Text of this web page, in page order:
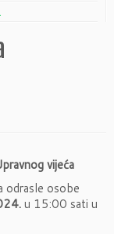
vijeća
odrasle osobe
u 15:00 sati u